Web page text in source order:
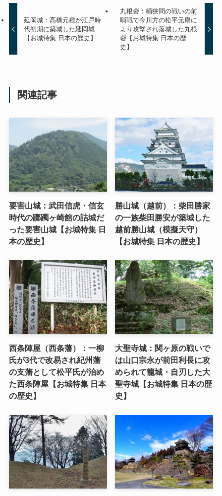
延岡城：高橋元種が江戸時
代初期に築城した延岡城
【お城特集 日本の歴史】
丸根砦：桶狭間の戦いの前
哨戦で今川方の松平元康に
より攻撃され落城した丸根
砦【お城特集 日本の歴
史】
関連記事
要害山城：武田信虎・信玄
時代の躑躅ヶ崎館の詰城だ
った要害山城【お城特集 日
本の歴史】
勝山城（越前）：柴田勝家
の一族柴田勝安が築城した
越前勝山城（模擬天守）
【お城特集 日本の歴史】
西条陣屋（西条藩）：一柳
氏が3代で改易され紀州藩
の支藩として松平氏が治め
た西条陣屋【お城特集 日本
の歴史】
大聖寺城：関ヶ原の戦いで
は山口宗永が前田利長に攻
められて籠城・自刃した大
聖寺城【お城特集 日本の歴
史】